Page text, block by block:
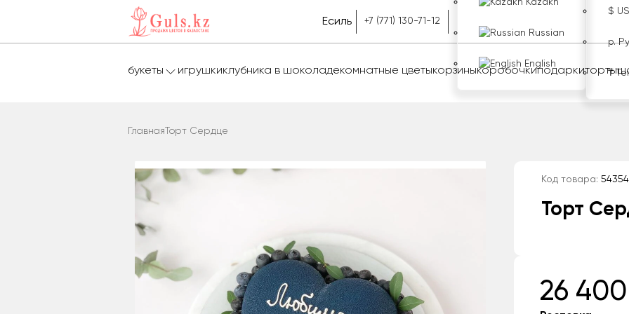
Есиль +7 (771) 130-71-12
Kazakh
Russian
English
$
р.
₸
букеты игрушкиклубника в шоколадекомнатные цветыкорзиныкоробочкиподаркиторты
Главная Торт Сердце
Код товара:
Торт
26